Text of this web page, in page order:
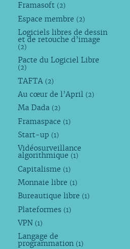
Framasoft (2)
Espace membre (2)
Logiciels libres de dessin
et de retouche d’image
(2)
Pacte du Logiciel Libre
(2)
TAFTA (2)
Au cœur de l’April (2)
Ma Dada (2)
Framaspace (1)
Start-up (1)
Vidéosurveillance
algorithmique (1)
Capitalisme (1)
Monnaie libre (1)
Bureautique libre (1)
Plateformes (1)
VPN (1)
Langage de
programmation (1)